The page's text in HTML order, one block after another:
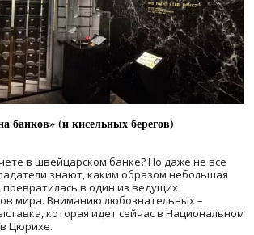
банков» (и кисельных берегов)
в швейцарском банке? Но даже не все
знают, каким образом небольшая
превратилась в один из ведущих
мира. Вниманию любознательных –
которая идет сейчас в Национальном
Цюрихе.